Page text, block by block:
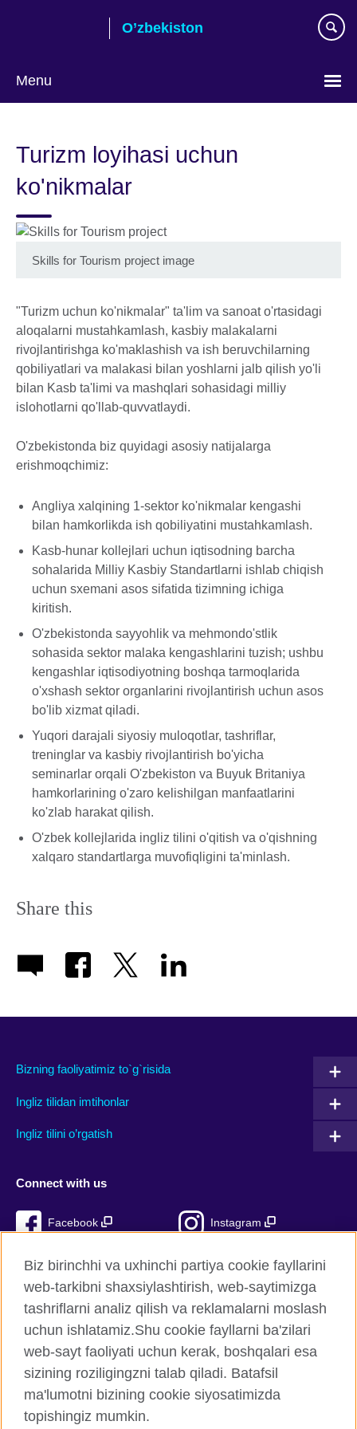
O’zbekiston
Menu
language
Turizm loyihasi uchun
ko'nikmalar
Skills for Tourism project image
"Turizm uchun ko'nikmalar" ta'lim va sanoat o'rtasidagi
aloqalarni mustahkamlash, kasbiy malakalarni
rivojlantirishga ko'maklashish va ish beruvchilarning
qobiliyatlari va malakasi bilan yoshlarni jalb qilish yo'li
bilan Kasb ta'limi va mashqlari sohasidagi milliy
islohotlarni qo'llab-quvvatlaydi.
O'zbekistonda biz quyidagi asosiy natijalarga
erishmoqchimiz:
Angliya xalqining 1-sektor ko'nikmalar kengashi
bilan hamkorlikda ish qobiliyatini mustahkamlash.
Kasb-hunar kollejlari uchun iqtisodning barcha
sohalarida Milliy Kasbiy Standartlarni ishlab chiqish
uchun sxemani asos sifatida tizimning ichiga
kiritish.
O'zbekistonda sayyohlik va mehmondo'stlik
sohasida sektor malaka kengashlarini tuzish; ushbu
kengashlar iqtisodiyotning boshqa tarmoqlarida
o'xshash sektor organlarini rivojlantirish uchun asos
bo'lib xizmat qiladi.
Yuqori darajali siyosiy muloqotlar, tashriflar,
treninglar va kasbiy rivojlantirish bo'yicha
seminarlar orqali O'zbekiston va Buyuk Britaniya
hamkorlarining o'zaro kelishilgan manfaatlarini
ko'zlab harakat qilish.
O'zbek kollejlarida ingliz tilini o'qitish va o'qishning
xalqaro standartlarga muvofiqligini ta'minlash.
Share this
Bizning faoliyatimiz to`g`risida
Ingliz tilidan imtihonlar
Ingliz tilini o’rgatish
Connect with us
Facebook Instagram
British Council Global
Xavfsizlik va foydalanish shartlari
Cookie fayllari
Biz birinchhi va uxhinchi partiya cookie fayllarini
web-tarkibni shaxsiylashtirish, web-saytimizga
tashriflarni analiz qilish va reklamalarni moslash
uchun ishlatamiz.Shu cookie fayllarni ba'zilari
web-sayt faoliyati uchun kerak, boshqalari esa
sizining roziligingzni talab qiladi. Batafsil
ma'lumotni bizining cookie siyosatimizda
topishingiz mumkin.